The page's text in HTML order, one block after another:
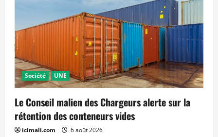
Société UNE
Le Conseil malien des Chargeurs alerte sur la
rétention des conteneurs vides
icimali.com 6 août 2026